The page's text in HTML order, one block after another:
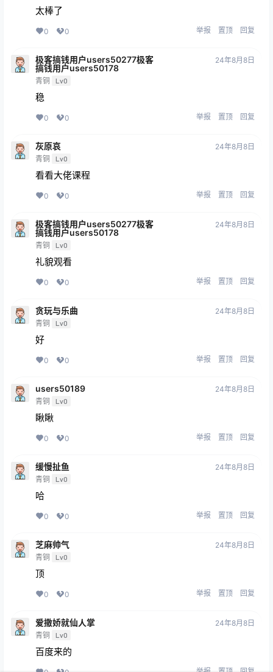
太棒了
0 0 举报 置顶 回复
极客搞钱用户users50277极客
搞钱用户users50178
青铜 Lv0
24年8月8日
稳
0 0 举报 置顶 回复
灰原哀
青铜 Lv0
24年8月8日
看看大佬课程
0 0 举报 置顶 回复
极客搞钱用户users50277极客
搞钱用户users50178
青铜 Lv0
24年8月8日
礼貌观看
0 0 举报 置顶 回复
贪玩与乐曲
青铜 Lv0
24年8月8日
好
0 0 举报 置顶 回复
users50189
青铜 Lv0
24年8月8日
瞅瞅
0 0 举报 置顶 回复
缓慢扯鱼
青铜 Lv0
24年8月8日
哈
0 0 举报 置顶 回复
芝麻帅气
青铜 Lv0
24年8月8日
顶
0 0 举报 置顶 回复
爱撒娇就仙人掌
青铜 Lv0
24年8月8日
百度来的